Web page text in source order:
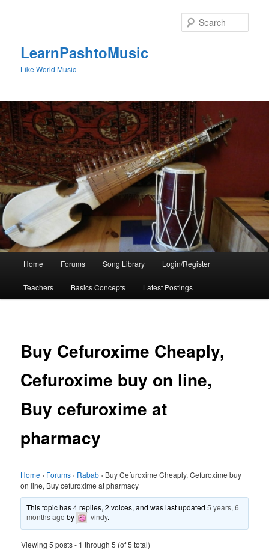
LearnPashtoMusic
Like World Music
Home Forums Song Library Login/Register
Teachers Basics Concepts Latest Postings
Buy Cefuroxime Cheaply,
Cefuroxime buy on line,
Buy cefuroxime at
pharmacy
Home › Forums › Rabab › Buy Cefuroxime Cheaply, Cefuroxime buy
on line, Buy cefuroxime at pharmacy
This topic has 4 replies, 2 voices, and was last updated5 years, 6
months ago by vindy.
Viewing 5 posts - 1 through 5 (of 5 total)